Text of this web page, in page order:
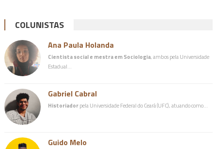
COLUNISTAS
Ana Paula Holanda
Cientista social e mestra em Sociologia, ambos pela Universidade
Estadual…
Gabriel Cabral
Historiadorpela Universidade Federal do Ceará (UFC), atuando como…
Guido Melo